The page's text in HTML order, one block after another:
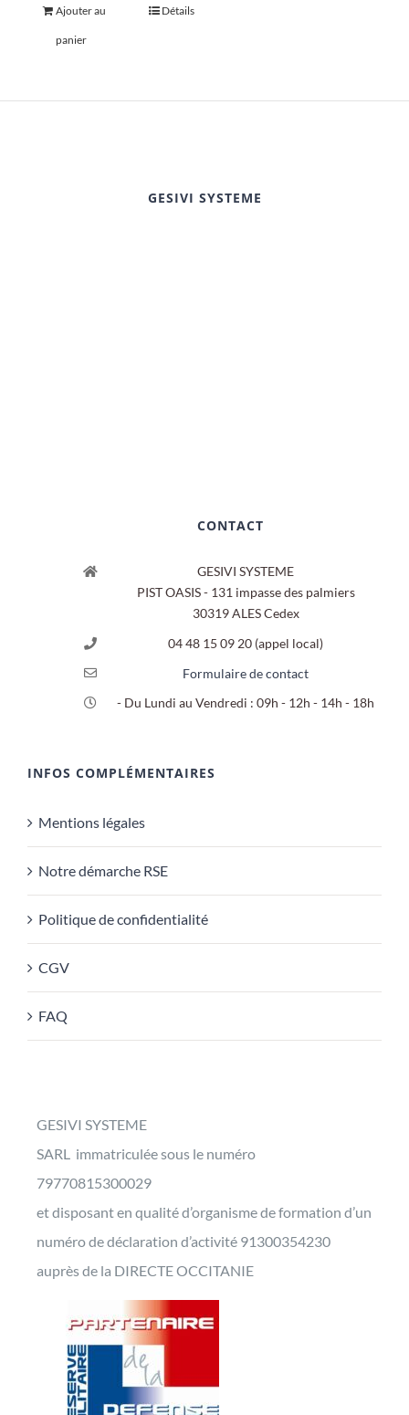
Ajouter au
panier
Détails
GESIVI SYSTEME
CONTACT
GESIVI SYSTEME
PIST OASIS - 131 impasse des palmiers
30319 ALES Cedex
04 48 15 09 20 (appel local)
Formulaire de contact
- Du Lundi au Vendredi : 09h - 12h - 14h - 18h
INFOS COMPLÉMENTAIRES
Mentions légales
Notre démarche RSE
Politique de confidentialité
CGV
FAQ
GESIVI SYSTEME
SARL immatriculée sous le numéro
79770815300029
et disposant en qualité d’organisme de formation d’un
numéro de déclaration d’activité 91300354230
auprès de la DIRECTE OCCITANIE